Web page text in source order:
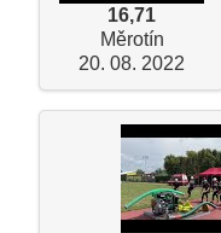
16,71
Měrotín
20. 08. 2022